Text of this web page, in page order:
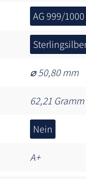
AG 999/1000
⌀ 50,80 mm
62,21 Gramm
Nein
A+